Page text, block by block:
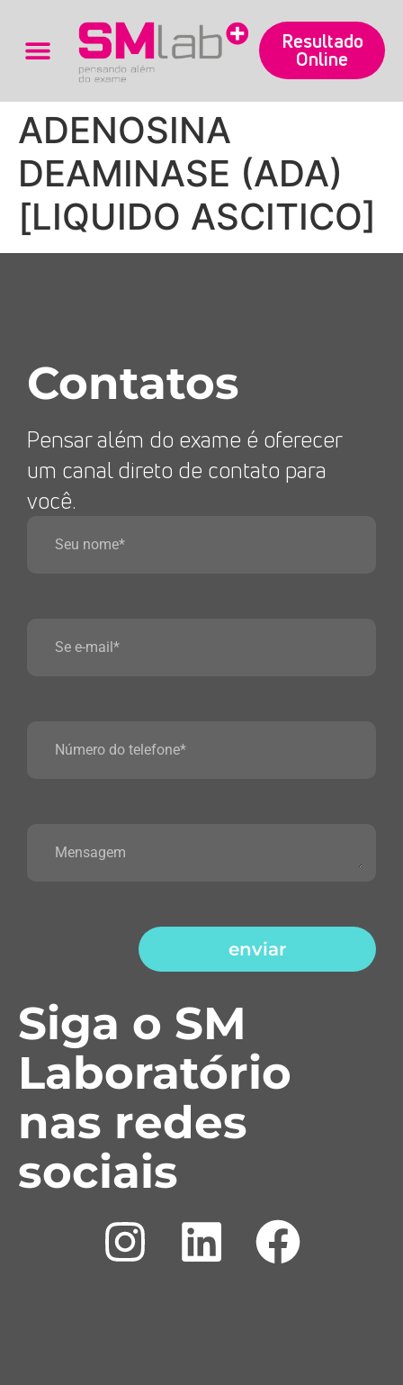
Resultado
Online
ADENOSINA
DEAMINASE (ADA)
[LIQUIDO ASCITICO]
Contatos
Pensar além do exame é oferecer
um canal direto de contato para
você.
enviar
Siga o SM
Laboratório
nas redes
sociais